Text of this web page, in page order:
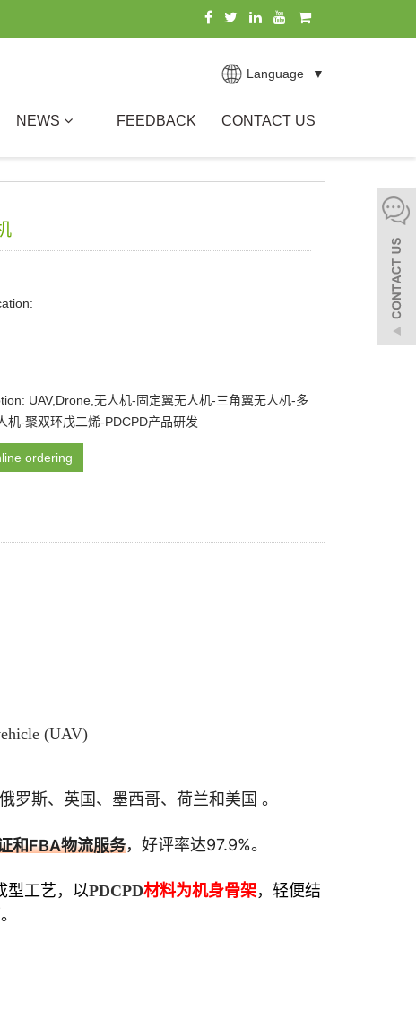
Language ▼
NEWS FEEDBACK CONTACT US
UAV,Drone,无人机-固定翼无人机-三角翼无人机-多
机-聚双环戊二烯-PDCPD产品研发
ordering
(UAV)
罗斯、英国、墨西哥、荷兰和美国 。
和FBA物流服务，好评率达97.9%。
型工艺，以PDCPD材料为机身骨架，轻便结